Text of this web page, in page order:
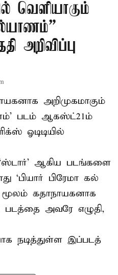
வெளியாகும்
அறிவிப்பு
அறிமுகமாகும்
படம் ஆகஸ்ட்21ம்
ஓடிடியில்
‘ஸ்​டார்’ ஆகிய படங்​களை
பிரேமா கல்​
கதாநாயகனாக
படத்தை அவரே எழுதி,
நடித்​துள்ள இப்​படத்​